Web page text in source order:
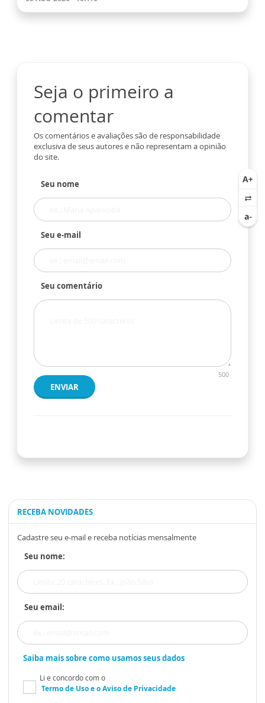
Seja o primeiro a
comentar
Os comentários e avaliações são de responsabilidade
exclusiva de seus autores e não representam a opinião
do site.
Seu nome
Seu e-mail
Seu comentário
500
ENVIAR
RECEBA NOVIDADES
Cadastre seu e-mail e receba notícias mensalmente
Seu nome:
Seu email:
Saiba mais sobre como usamos seus dados
Li e concordo com o
Termo de Usoe oAviso de Privacidade